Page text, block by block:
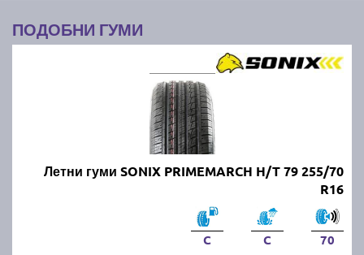
ПОДОБНИ ГУМИ
Летни гуми SONIX PRIMEMARCH H/T 79 255/70
R16
C C 70